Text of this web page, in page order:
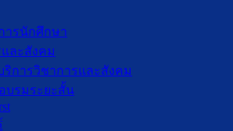
ารนักศึกษา
ละสังคม
ริการวิชาการและสังคม
บรมระยะสั้น